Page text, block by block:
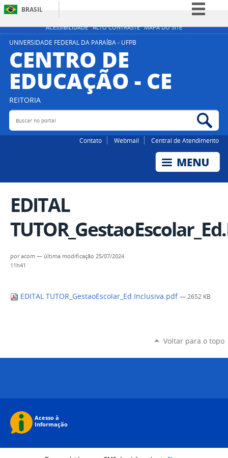
ACESSIBILIDADE ALTO CONTRASTE MAPA DO SITE
BRASIL
Simplifique!
Acesso à informação
Legislação
UNIVERSIDADE FEDERAL DA PARAÍBA - UFPB
CENTRO DE
EDUCAÇÃO - CE
REITORIA
Buscar no portal
Contato Webmail Central de Atendimento
EDITAL
poracom — última modificação 25/07/2024
11h41
EDITAL TUTOR_GestaoEscolar_Ed.Inclusiva.pdf — 2652 KB
Voltar para o topo